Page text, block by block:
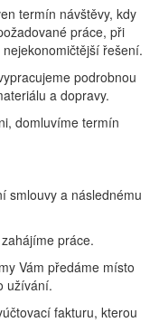
termín návštěvy, kdy
práce, při
řešení.
podrobnou
a dopravy.
domluvíme termín
smlouvy a následnému
práce.
Vám předáme místo
užívání.
fakturu, kterou